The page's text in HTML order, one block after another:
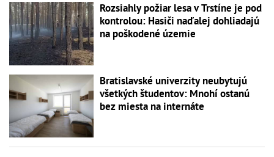
Rozsiahly požiar lesa v Trstíne je pod
kontrolou: Hasiči naďalej dohliadajú
na poškodené územie
Bratislavské univerzity neubytujú
všetkých študentov: Mnohí ostanú
bez miesta na internáte